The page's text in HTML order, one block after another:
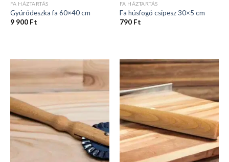
FA HÁZTARTÁS
Gyúródeszka fa 60×40 cm
9 900 Ft
FA HÁZTARTÁS
Fa húsfogó csipesz 30×5 cm
790 Ft